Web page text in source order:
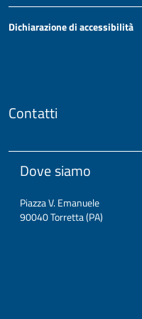
Dichiarazione di accessibilità
Contatti
Dove siamo
Piazza V. Emanuele
90040 Torretta (PA)